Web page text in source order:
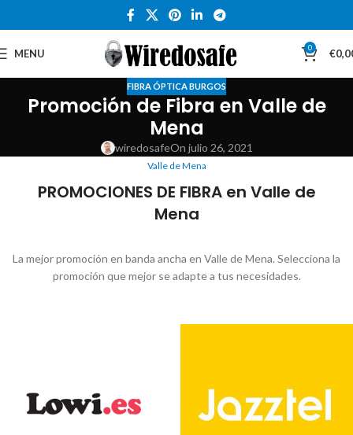
MENU 0 €
FIBRA ÓPTICA BURGOS
Promoción de Fibra en Valle de
Mena
wiredosafeOn julio 26, 2021
Valle de Mena
PROMOCIONES DE FIBRA en Valle de
Mena
La mejor promoción en banda ancha en Valle de Mena. Selecciona la
promoción que mejor se adapte a tus necesidades.